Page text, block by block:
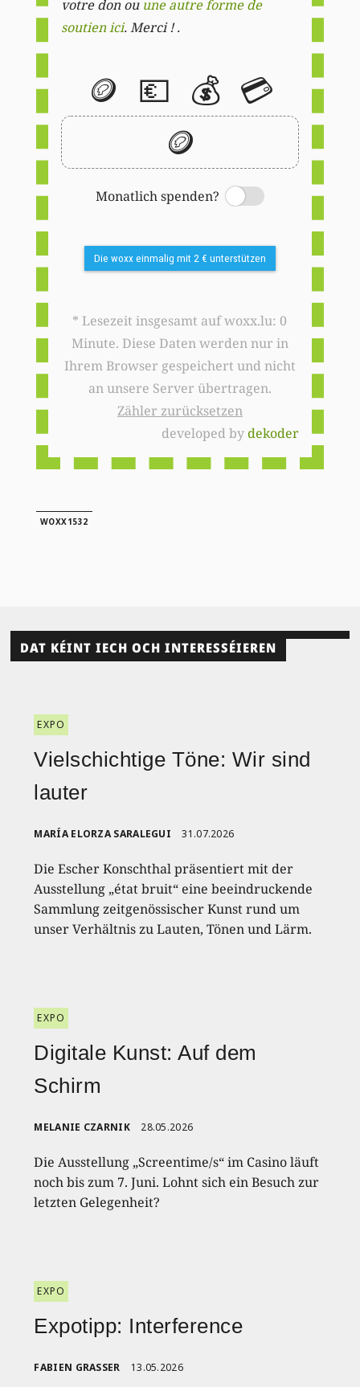
votre don ou une autre forme de
soutien ici. Merci ! .
🪙 💶 💰 💳
🪙
Monatlich spenden?
Switch
Die woxx einmalig mit 2 € unterstützen
* Lesezeit insgesamt auf woxx.lu: 0
Minute. Diese Daten werden nur in
Ihrem Browser gespeichert und nicht
an unsere Server übertragen.
Zähler zurücksetzen
developed bydekoder
WOXX1532
DAT KÉINT IECH OCH INTERESSÉIEREN
EXPO
Vielschichtige Töne: Wir sind
lauter
MARÍA ELORZA SARALEGUI 31.07.2026
Die Escher Konschthal präsentiert mit der
Ausstellung „état bruit“ eine beeindruckende
Sammlung zeitgenössischer Kunst rund um
unser Verhältnis zu Lauten, Tönen und Lärm.
EXPO
Digitale Kunst: Auf dem
Schirm
MELANIE CZARNIK 28.05.2026
Die Ausstellung „Screentime/s“ im Casino läuft
noch bis zum 7. Juni. Lohnt sich ein Besuch zur
letzten Gelegenheit?
EXPO
Expotipp: Interference
FABIEN GRASSER 13.05.2026